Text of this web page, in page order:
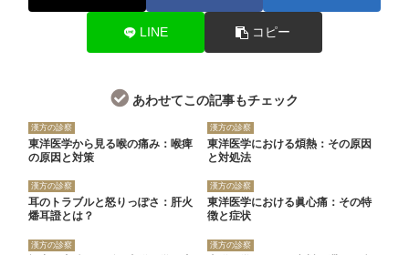
LINE コピー
あわせてこの記事もチェック
漢方の診察
東洋医学から見る喉の痛み：喉痺
の原因と対策
漢方の診察
東洋医学における煩熱：その原因
と対処法
漢方の診察
耳のトラブルと怒りっぽさ：肝火
燔耳證とは？
漢方の診察
東洋医学における眞心痛：その特
徴と症状
漢方の診察 漢方の診察